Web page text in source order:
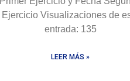
Ejercicio Visualizaciones de
entrada: 135
LEER MÁS »